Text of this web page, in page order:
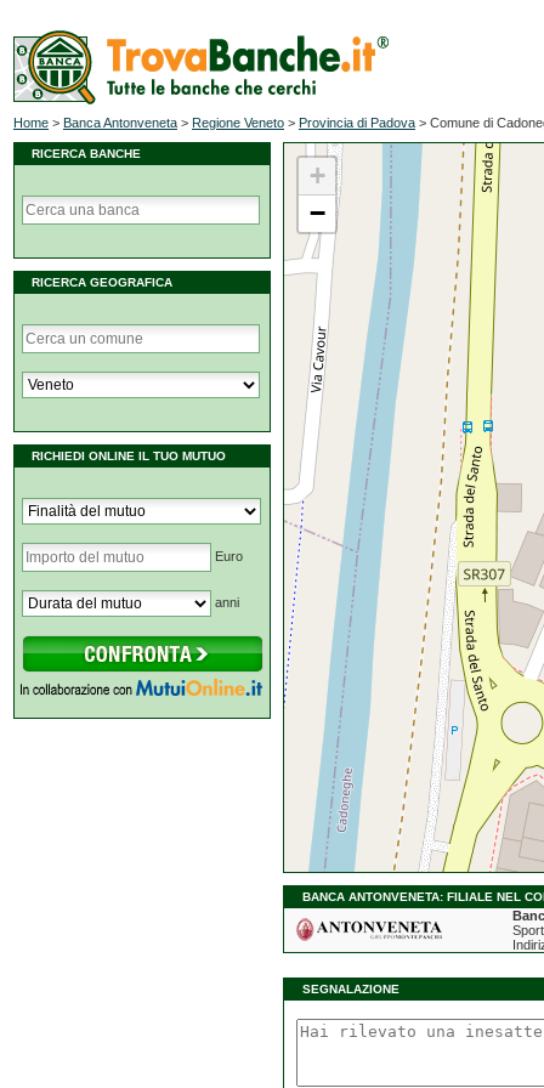
Home > Banca Antonveneta > Regione Veneto > Provincia di Padova > Comune di
RICERCA BANCHE
RICERCA GEOGRAFICA
RICHIEDI ONLINE IL TUO MUTUO
Euro
anni
+
−
BANCA ANTONVENETA: FILIALE NEL
SEGNALAZIONE